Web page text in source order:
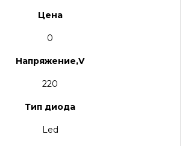
Цена
0
Напряжение,V
220
Тип диода
Led